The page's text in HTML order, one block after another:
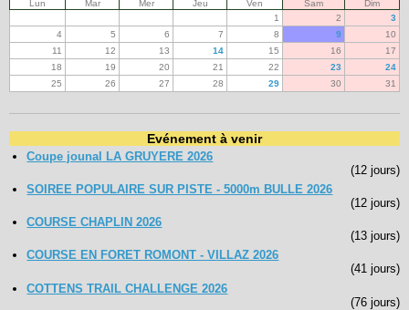
Lun Mar Mer Jeu Ven Sam
Dim
1
2
3
4
5 6 7 8 9
10
11
12 13 14 15 16
17
18
19 20 21 22 23
24
25
26 27 28 29 30 31
Evénement à venir
Coupe jounal LA GRUYERE 2026
(12 jours)
SOIREE POPULAIRE SUR PISTE - 5000m BULLE 2026
(12 jours)
COURSE CHAPLIN 2026
(13 jours)
COURSE EN FORET ROMONT - VILLAZ 2026
(41 jours)
COTTENS TRAIL CHALLENGE 2026
(76 jours)